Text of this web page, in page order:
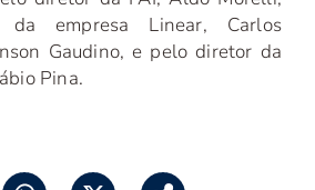
da empresa Linear, Carlos
Gaudino, e pelo diretor da
Pina.